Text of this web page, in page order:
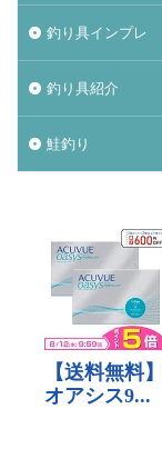
釣り具インプレ
釣り具紹介
鮭釣り